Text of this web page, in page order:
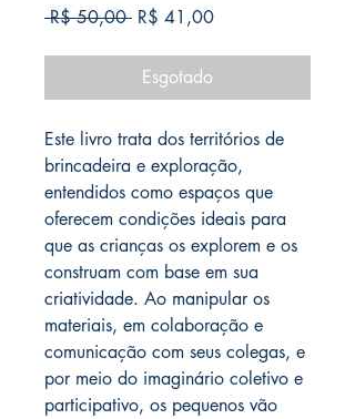
R$ 50,00 Preço
R$ 41,00Preço
Esgotado
Este livro trata dos territórios de
brincadeira e exploração,
entendidos como espaços que
oferecem condições ideais para
que as crianças os explorem e os
construam com base em sua
criatividade. Ao manipular os
materiais, em colaboração e
comunicação com seus colegas, e
por meio do imaginário coletivo e
participativo, os pequenos vão